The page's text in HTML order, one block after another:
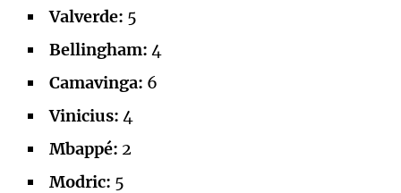
Valverde: 5
Bellingham: 4
Camavinga: 6
Vinicius: 4
Mbappé: 2
Modric: 5